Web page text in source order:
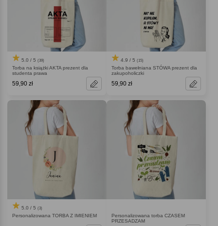
5.0 / 5 (39)
Torba na książki AKTA prezent dla
studenta prawa
59,90 zł
4.9 / 5 (15)
Torba bawełniana STÓWA prezent dla
zakupoholiczki
59,90 zł
5.0 / 5 (3)
Personalizowana TORBA Z IMIENIEM
Personalizowana torba CZASEM
PRZESADZAM